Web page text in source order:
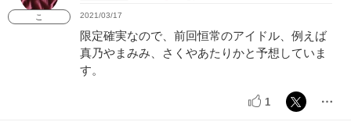
こ 2021/03/17
限定確実なので、前回恒常のアイドル、例えば
真乃やまみみ、さくやあたりかと予想していま
す。
1